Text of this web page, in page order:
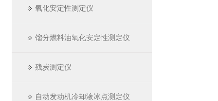
氧化安定性测定仪
馏分燃料油氧化安定性测定仪
残炭测定仪
自动发动机冷却液冰点测定仪